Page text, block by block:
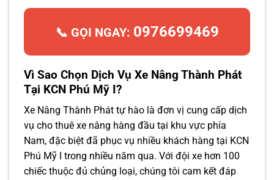
📞 GỌI NGAY: 0976699469
Vì Sao Chọn Dịch Vụ Xe Nâng Thành Phát
Tại KCN Phú Mỹ I?
Xe Nâng Thành Phát tự hào là đơn vị cung cấp dịch
vụ cho thuê xe nâng hàng đầu tại khu vực phía
Nam, đặc biệt đã phục vụ nhiều khách hàng tại KCN
Phú Mỹ I trong nhiều năm qua. Với đội xe hơn 100
chiếc thuộc đủ chủng loại, chúng tôi cam kết đáp